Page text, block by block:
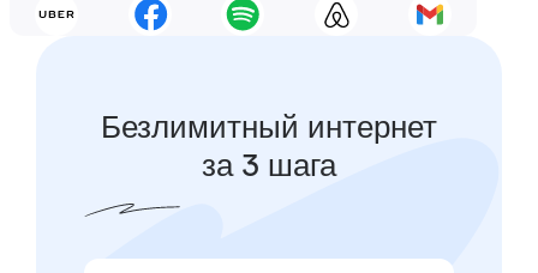
Безлимитный интернет
за 3 шага